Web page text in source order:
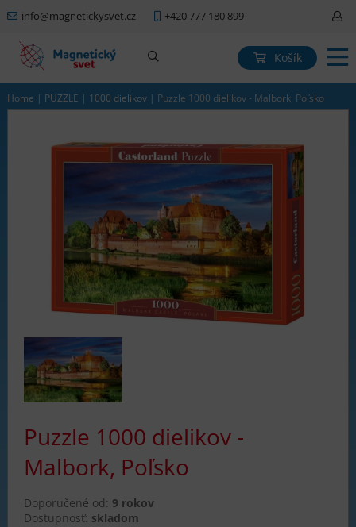
info@magnetickysvet.cz +420 777 180 899
Košík
Home | PUZZLE | 1000 dielikov | Puzzle 1000 dielikov - Malbork, Poľsko
Puzzle 1000 dielikov -
Malbork, Poľsko
Doporučené od: 9 rokov
Dostupnosť: skladom